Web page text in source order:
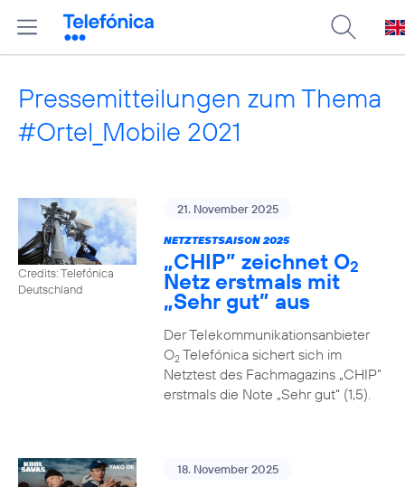
Pressemitteilungen zum Thema
#Ortel_Mobile 2021
Credits: Telefónica
Deutschland
21. November 2025
NETZTESTSAISON 2025
„CHIP” zeichnet O2
Netz erstmals mit
„Sehr gut” aus
Der Telekommunikationsanbieter
O2Telefónica sichert sich im
Netztest des Fachmagazins „CHIP”
erstmals die Note „Sehr gut“ (1,5).
18. November 2025